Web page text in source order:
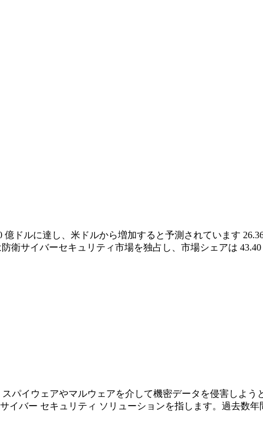
億ドルに達し、米ドルから増加すると予測されています
衛サイバーセキュリティ市場を独占し、市場シェアは 43.40
パイウェアやマルウェアを介して機密データを侵害しよう
バー セキュリティ ソリューションを指します。過去数